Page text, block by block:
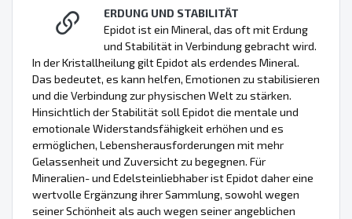
ERDUNG UND STABILITÄT
Epidot ist ein Mineral, das oft mit Erdung
und Stabilität in Verbindung gebracht wird.
In der Kristallheilung gilt Epidot als erdendes Mineral.
Das bedeutet, es kann helfen, Emotionen zu stabilisieren
und die Verbindung zur physischen Welt zu stärken.
Hinsichtlich der Stabilität soll Epidot die mentale und
emotionale Widerstandsfähigkeit erhöhen und es
ermöglichen, Lebensherausforderungen mit mehr
Gelassenheit und Zuversicht zu begegnen. Für
Mineralien- und Edelsteinliebhaber ist Epidot daher eine
wertvolle Ergänzung ihrer Sammlung, sowohl wegen
seiner Schönheit als auch wegen seiner angeblichen